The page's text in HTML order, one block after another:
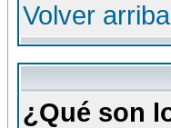
Volver arriba
¿Qué son